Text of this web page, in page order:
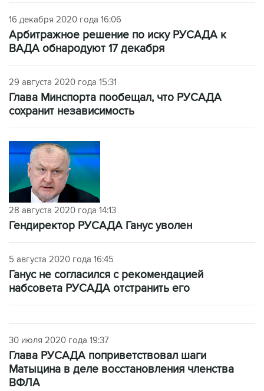
16 декабря 2020 года 16:06
Арбитражное решение по иску РУСАДА к
ВАДА обнародуют 17 декабря
29 августа 2020 года 15:31
Глава Минспорта пообещал, что РУСАДА
сохранит независимость
28 августа 2020 года 14:13
Гендиректор РУСАДА Ганус уволен
5 августа 2020 года 16:45
Ганус не согласился с рекомендацией
набсовета РУСАДА отстранить его
30 июля 2020 года 19:37
Глава РУСАДА поприветствовал шаги
Матыцина в деле восстановления членства
ВФЛА